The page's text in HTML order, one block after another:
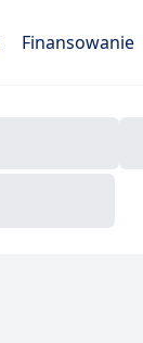
Finansowanie